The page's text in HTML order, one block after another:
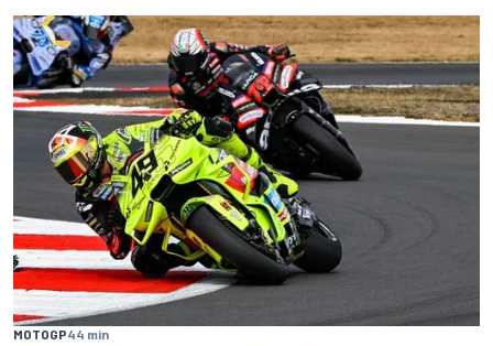
MOTOGP44 min